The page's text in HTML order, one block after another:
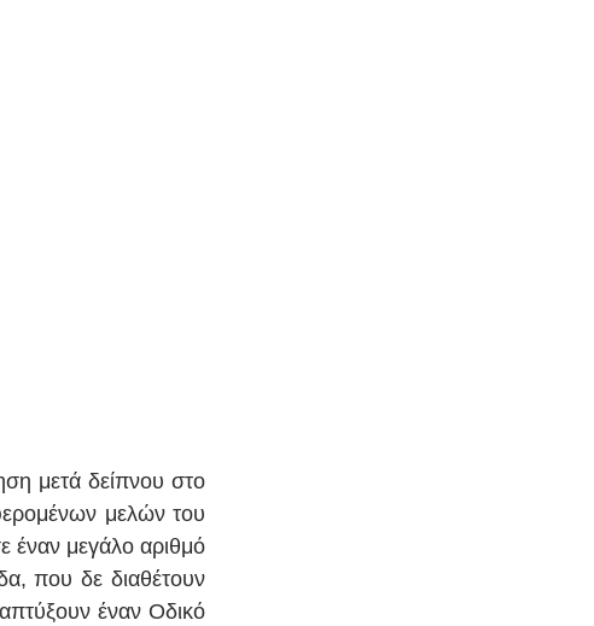
μετά δείπνου στο
μελών του
έναν μεγάλο αριθμό
που δε διαθέτουν
έναν Οδικό